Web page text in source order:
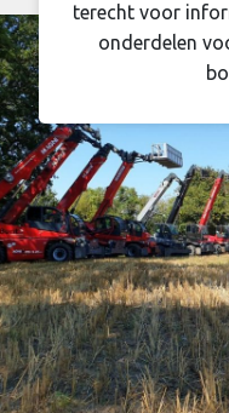
terecht voor
onderdelen